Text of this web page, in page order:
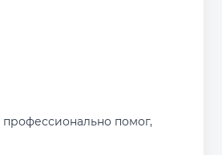
профессионально помог,